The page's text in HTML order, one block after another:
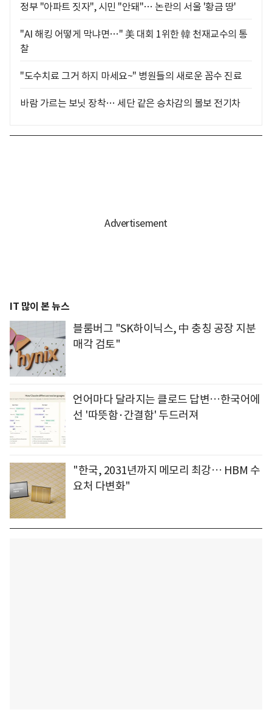
정부 "아파트 짓자", 시민 "안돼"… 논란의 서울 '황금 땅'
"AI 해킹 어떻게 막냐면…" 美 대회 1위한 韓 천재교수의 통
찰
"도수치료 그거 하지 마세요~" 병원들의 새로운 꼼수 진료
바람 가르는 보닛 장착… 세단 같은 승차감의 볼보 전기차
IT 많이 본 뉴스
블룸버그 "SK하이닉스, 中 충칭 공장 지분
매각 검토"
언어마다 달라지는 클로드 답변…한국어에
선 '따뜻함·간결함' 두드러져
"한국, 2031년까지 메모리 최강… HBM 수
요처 다변화"